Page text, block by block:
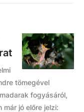
tömegével
fogyásáról,
már jó előre jelzi: